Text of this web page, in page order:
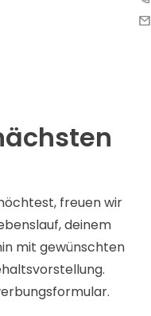
freuen wir
deinem
mit gewünschten